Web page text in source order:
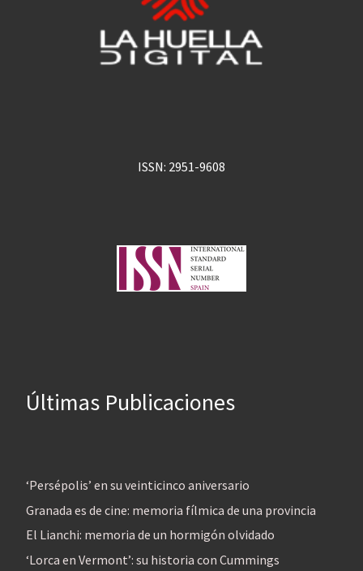
ISSN: 2951-9608
Últimas Publicaciones
‘Persépolis’ en su veinticinco aniversario
Granada es de cine: memoria fílmica de una provincia
El Lianchi: memoria de un hormigón olvidado
‘Lorca en Vermont’: su historia con Cummings